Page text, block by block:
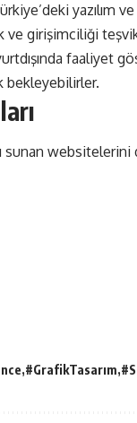
yazılım
ve girişimciliği
faaliyet
bekleyebilirler.
sunan websitelerini
#GrafikTasarım